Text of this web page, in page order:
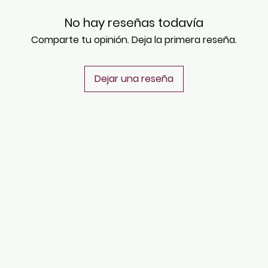
No hay reseñas todavía
Comparte tu opinión. Deja la primera reseña.
Dejar una reseña